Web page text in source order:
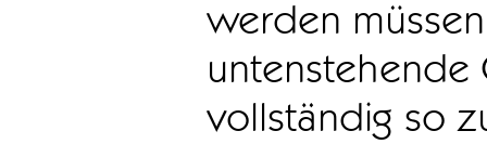
werden
vollständig so